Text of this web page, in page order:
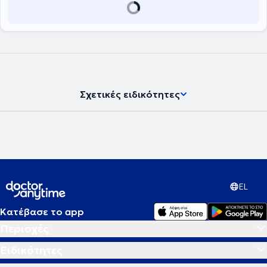
2005, οργάνωσε και διευθύνει το Τμήμα Παιδιατρικής - Εφηβικής
τον Μάϊο του 2021 ως τον Αύγουστο του 2023 υπηρέτησε ως
Νεοπλασίες» της Χειρουργικής Κλινικής της Ιατρικής Σχολής του
αντιμετώπιση παιδιατρικών νοσημάτων» της Ιατρικής Σχολής του
Πανεπιστημίου Θεσσαλίας καθώς και στα προπτυχιακά
υποχρεωτικά κατ’ επιλογήν μαθήματα της Ενδοκρινολογίας και της
Νεογνολογίας στην Ιατρική Σχολή Αθηνών. Έχει δημοσιεύσει πάνω
από 100 επιστημονικά άρθρα, εκ των οποίων 50 πλήρεις
των οποίων οι 24 την τελευταία 5ετία, με h-index 16 (5-yr h-index 13),
Σχετικές ειδικότητες
EL
Κατέβασε το app